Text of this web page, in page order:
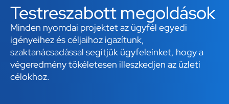
Testreszabott megoldások
Minden nyomdai projektet az ügyfél egyedi
igényeihez és céljaihoz igazítunk,
szaktanácsadással segítjük ügyfeleinket, hogy a
végeredmény tökéletesen illeszkedjen az üzleti
célokhoz.